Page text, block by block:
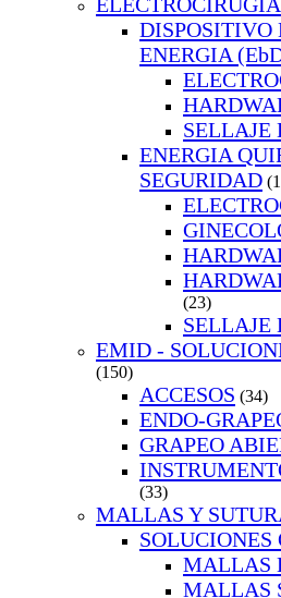
DISPOSITIVO
ENERGIA
SELLAJE
ENERGIA
SEGURIDAD
(23)
SELLAJE
EMID -
(150)
ACCESOS (34)
ENDO-
GRAPEO
(33)
MALLAS Y
SOLUCIONES
MALLAS
MALLAS